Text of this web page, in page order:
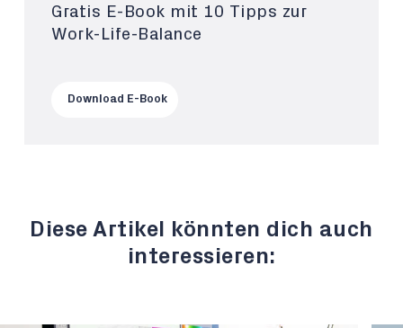
Gratis E-Book mit 10 Tipps zur
Work-Life-Balance
Download E-Book
Diese Artikel könnten dich auch
interessieren: